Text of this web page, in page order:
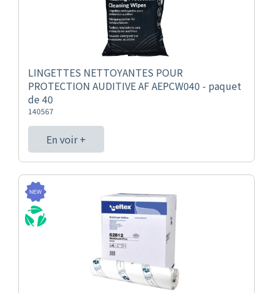
LINGETTES NETTOYANTES POUR
PROTECTION AUDITIVE AF AEPCW040 - paquet
de 40
140567
En voir +